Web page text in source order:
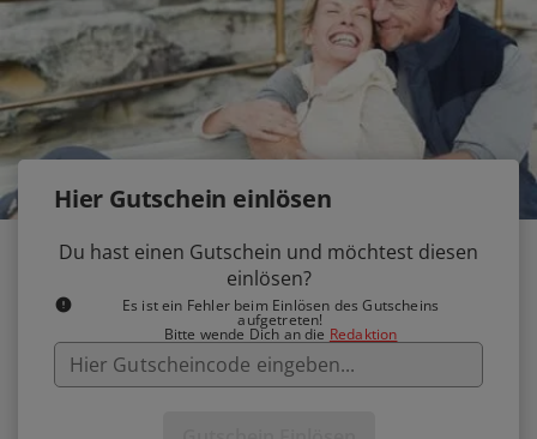
Hier Gutschein einlösen
Du hast einen Gutschein und möchtest diesen
einlösen?
Es ist ein Fehler beim Einlösen des Gutscheins
aufgetreten!
Bitte wende Dich an die Redaktion